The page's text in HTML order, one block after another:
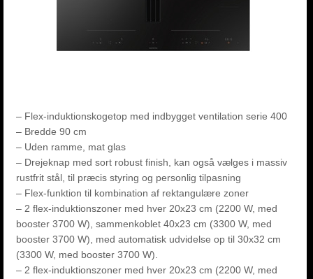
– Flex-induktionskogetop med indbygget ventilation serie 400
– Bredde 90 cm
– Uden ramme, mat glas
– Drejeknap med sort robust finish, kan også vælges i massiv
rustfrit stål, til præcis styring og personlig tilpasning
– Flex-funktion til kombination af rektangulære zoner
– 2 flex-induktionszoner med hver 20x23 cm (2200 W, med
booster 3700 W), sammenkoblet 40x23 cm (3300 W, med
booster 3700 W), med automatisk udvidelse op til 30x32 cm
(3300 W, med booster 3700 W).
– 2 flex-induktionszoner med hver 20x23 cm (2200 W, med